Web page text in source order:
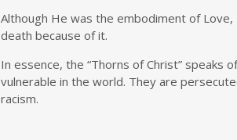
Although He was the embodiment of
death because of it.
In essence, the “Thorns of Christ” speaks
vulnerable in the world. They are
racism.